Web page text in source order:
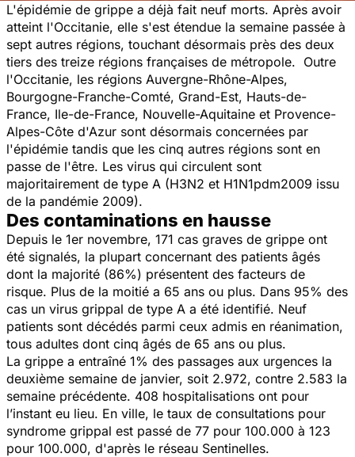
L'épidémie de grippe a déjà fait neuf morts. Après avoir
atteint l'Occitanie, elle s'est étendue la semaine passée à
sept autres régions, touchant désormais près des deux
tiers des treize régions françaises de métropole. Outre
l'Occitanie, les régions Auvergne-Rhône-Alpes,
Bourgogne-Franche-Comté, Grand-Est, Hauts-de-
France, Ile-de-France, Nouvelle-Aquitaine et Provence-
Alpes-Côte d'Azur sont désormais concernées par
l'épidémie tandis que les cinq autres régions sont en
passe de l'être. Les virus qui circulent sont
majoritairement de type A (H3N2 et H1N1pdm2009 issu
de la pandémie 2009).
Des contaminations en hausse
Depuis le 1er novembre, 171 cas graves de grippe ont
été signalés, la plupart concernant des patients âgés
dont la majorité (86%) présentent des facteurs de
risque. Plus de la moitié a 65 ans ou plus. Dans 95% des
cas un virus grippal de type A a été identifié. Neuf
patients sont décédés parmi ceux admis en réanimation,
tous adultes dont cinq âgés de 65 ans ou plus.
La grippe a entraîné 1% des passages aux urgences la
deuxième semaine de janvier, soit 2.972, contre 2.583 la
semaine précédente. 408 hospitalisations ont pour
l’instant eu lieu. En ville, le taux de consultations pour
syndrome grippal est passé de 77 pour 100.000 à 123
pour 100.000, d'après le réseau Sentinelles.